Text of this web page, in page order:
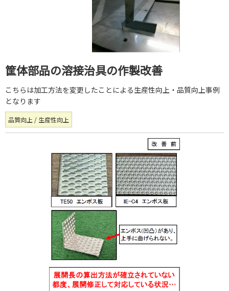
筐体部品の溶接治具の作製改善
こちらは加工方法を変更したことによる生産性向上・品質向上事例
となります
品質向上 / 生産性向上